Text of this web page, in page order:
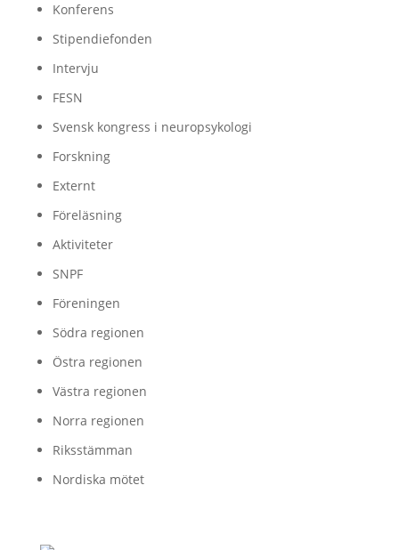
Konferens
Stipendiefonden
Intervju
FESN
Svensk kongress i neuropsykologi
Forskning
Externt
Föreläsning
Aktiviteter
SNPF
Föreningen
Södra regionen
Östra regionen
Västra regionen
Norra regionen
Riksstämman
Nordiska mötet